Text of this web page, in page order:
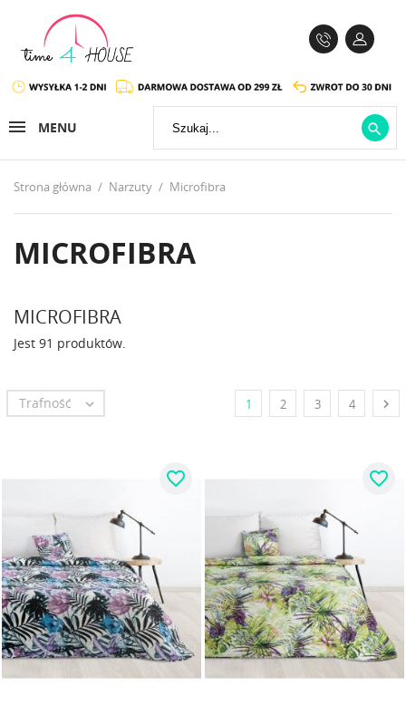
MENU 
Strona główna Narzuty Microfibra
MICROFIBRA
MICROFIBRA
Jest 91 produktów.
Trafność  1 2 3 4 
favorite_border favorite_border